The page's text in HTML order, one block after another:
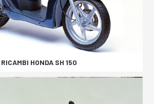
RICAMBI HONDA SH 150